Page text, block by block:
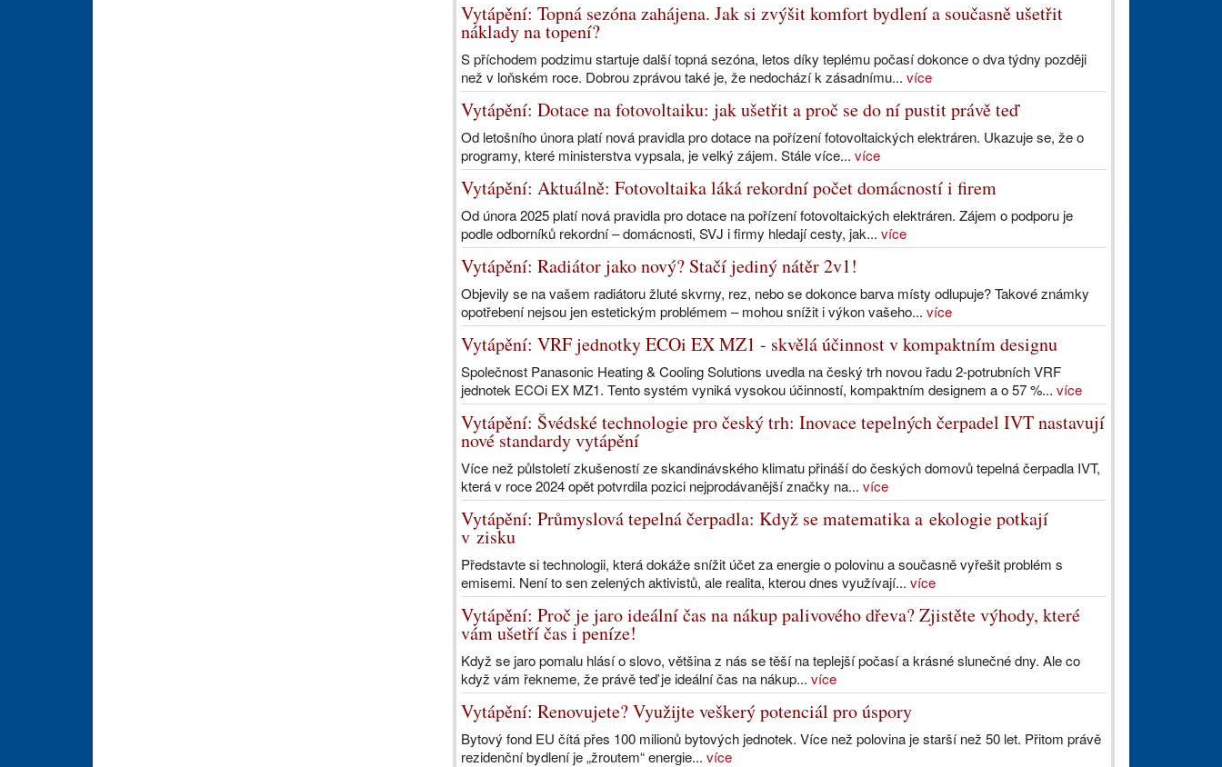
Vytápění: Topná sezóna zahájena. Jak si zvýšit komfort bydlení a současně ušetřit
náklady na topení?
S příchodem podzimu startuje další topná sezóna, letos díky teplému počasí dokonce o dva týdny později
než v loňském roce. Dobrou zprávou také je, že nedochází k zásadnímu... více
Vytápění: Dotace na fotovoltaiku: jak ušetřit a proč se do ní pustit právě teď
Od letošního února platí nová pravidla pro dotace na pořízení fotovoltaických elektráren. Ukazuje se, že o
programy, které ministerstva vypsala, je velký zájem. Stále více... více
Vytápění: Aktuálně: Fotovoltaika láká rekordní počet domácností i firem
Od února 2025 platí nová pravidla pro dotace na pořízení fotovoltaických elektráren. Zájem o podporu je
podle odborníků rekordní – domácnosti, SVJ i firmy hledají cesty, jak... více
Vytápění: Radiátor jako nový? Stačí jediný nátěr 2v1!
Objevily se na vašem radiátoru žluté skvrny, rez, nebo se dokonce barva místy odlupuje? Takové známky
opotřebení nejsou jen estetickým problémem – mohou snížit i výkon vašeho... více
Vytápění: VRF jednotky ECOi EX MZ1 - skvělá účinnost v kompaktním designu
Společnost Panasonic Heating & Cooling Solutions uvedla na český trh novou řadu 2-potrubních VRF
jednotek ECOi EX MZ1. Tento systém vyniká vysokou účinností, kompaktním designem a o 57 %... více
Vytápění: Švédské technologie pro český trh: Inovace tepelných čerpadel IVT nastavují
nové standardy vytápění
Více než půlstoletí zkušeností ze skandinávského klimatu přináší do českých domovů tepelná čerpadla IVT,
která v roce 2024 opět potvrdila pozici nejprodávanější značky na... více
Vytápění: Průmyslová tepelná čerpadla: Když se matematika a ekologie potkají
v zisku
Představte si technologii, která dokáže snížit účet za energie o polovinu a současně vyřešit problém s
emisemi. Není to sen zelených aktivistů, ale realita, kterou dnes využívají... více
Vytápění: Proč je jaro ideální čas na nákup palivového dřeva? Zjistěte výhody, které
vám ušetří čas i peníze!
Když se jaro pomalu hlásí o slovo, většina z nás se těší na teplejší počasí a krásné slunečné dny. Ale co
když vám řekneme, že právě teď je ideální čas na nákup... více
Vytápění: Renovujete? Využijte veškerý potenciál pro úspory
Bytový fond EU čítá přes 100 milionů bytových jednotek. Více než polovina je starší než 50 let. Přitom právě
rezidenční bydlení je „žroutem“ energie... více